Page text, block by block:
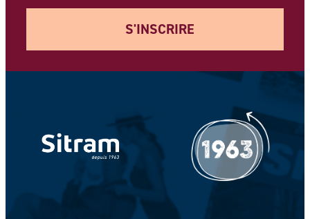
S'INSCRIRE
Votre Nom *